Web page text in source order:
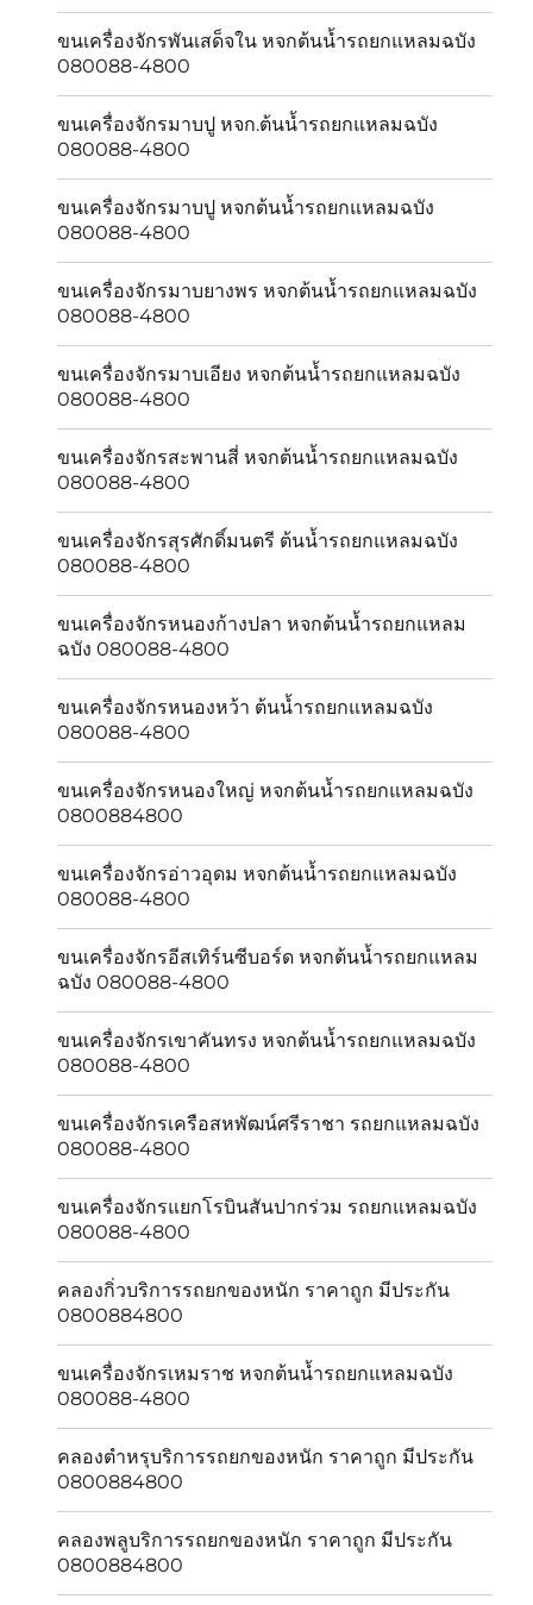
ขนเครื่องจักรพันเสด็จใน หจกต้นน้ำรถยกแหลมฉบัง
080088-4800
ขนเครื่องจักรมาบปู หจก.ต้นน้ำรถยกแหลมฉบัง
080088-4800
ขนเครื่องจักรมาบปู หจกต้นน้ำรถยกแหลมฉบัง
080088-4800
ขนเครื่องจักรมาบยางพร หจกต้นน้ำรถยกแหลมฉบัง
080088-4800
ขนเครื่องจักรมาบเอียง หจกต้นน้ำรถยกแหลมฉบัง
080088-4800
ขนเครื่องจักรสะพานสี่ หจกต้นน้ำรถยกแหลมฉบัง
080088-4800
ขนเครื่องจักรสุรศักดิ์มนตรี ต้นน้ำรถยกแหลมฉบัง
080088-4800
ขนเครื่องจักรหนองก้างปลา หจกต้นน้ำรถยกแหลม
ฉบัง 080088-4800
ขนเครื่องจักรหนองหว้า ต้นน้ำรถยกแหลมฉบัง
080088-4800
ขนเครื่องจักรหนองใหญ่ หจกต้นน้ำรถยกแหลมฉบัง
0800884800
ขนเครื่องจักรอ่าวอุดม หจกต้นน้ำรถยกแหลมฉบัง
080088-4800
ขนเครื่องจักรอีสเทิร์นซีบอร์ด หจกต้นน้ำรถยกแหลม
ฉบัง 080088-4800
ขนเครื่องจักรเขาคันทรง หจกต้นน้ำรถยกแหลมฉบัง
080088-4800
ขนเครื่องจักรเครือสหพัฒน์ศรีราชา รถยกแหลมฉบัง
080088-4800
ขนเครื่องจักรแยกโรบินสันปากร่วม รถยกแหลมฉบัง
080088-4800
คลองกิ่วบริการรถยกของหนัก ราคาถูก มีประกัน
0800884800
ขนเครื่องจักรเหมราช หจกต้นน้ำรถยกแหลมฉบัง
080088-4800
คลองตำหรุบริการรถยกของหนัก ราคาถูก มีประกัน
0800884800
คลองพลูบริการรถยกของหนัก ราคาถูก มีประกัน
0800884800